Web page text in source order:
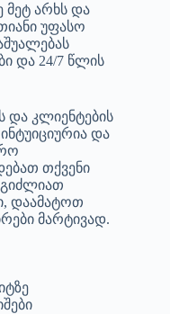
მეტ არხს და
უფასო
და 24/7 წლის
და კლიენტების
და
თქვენი
დაამატოთ
მარტივად.